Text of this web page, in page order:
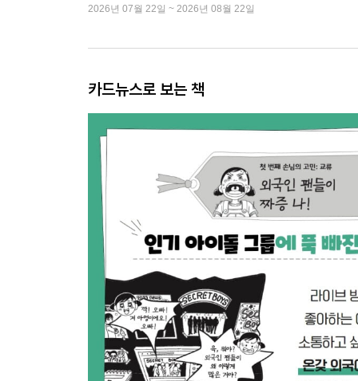
2026년 07월 22일 ~ 2026년 08월 22일
카드뉴스로 보는 책